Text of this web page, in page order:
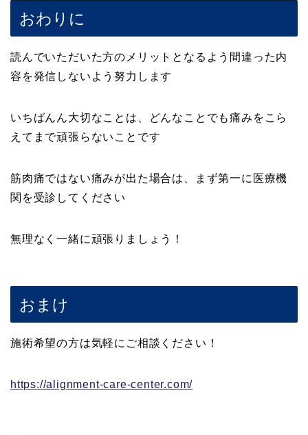
おわりに
読んでいただいた方のメリットとなるよう間違った内
容を発信しないよう努力します
いちばんん大切なことは、どんなことでも痛みをこら
えてまで頑張らないことです
筋肉痛ではない痛みが出た場合は、まず第一に医療機
関を受診してください
無理なく一緒に頑張りましょう！
おまけ
施術希望の方は気軽にご相談ください！
https://alignment-care-center.com/